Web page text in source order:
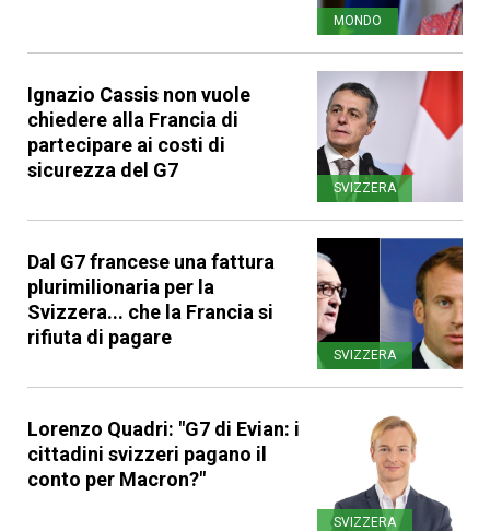
MONDO
Ignazio Cassis non vuole
chiedere alla Francia di
partecipare ai costi di
sicurezza del G7
SVIZZERA
Dal G7 francese una fattura
plurimilionaria per la
Svizzera... che la Francia si
rifiuta di pagare
SVIZZERA
Lorenzo Quadri: "G7 di Evian: i
cittadini svizzeri pagano il
conto per Macron?"
SVIZZERA